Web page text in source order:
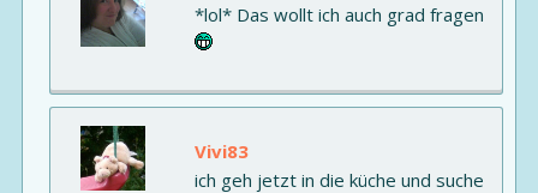
*lol* Das wollt ich auch grad fragen
Vivi83
ich geh jetzt in die küche und suche